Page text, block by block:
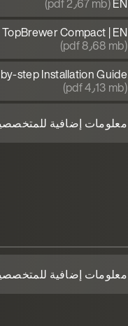
EN(pdf 2٫67 mb)
Compact | EN
(pdf 8٫68 mb)
step Installation Guide
(pdf 4٫13 mb)
معلومات إضافية
معلومات إضافية